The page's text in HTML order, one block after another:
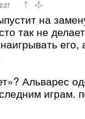
на
так не
его,
Альварес
играм.